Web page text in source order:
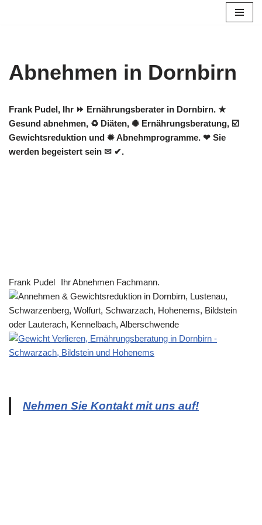
Abnehmen in Dornbirn
Frank Pudel, Ihr ⏩ Ernährungsberater in Dornbirn. ★
Gesund abnehmen, ♻ Diäten, ✺ Ernährungsberatung, ☑️
Gewichtsreduktion und ✹ Abnehmprogramme. ❤ Sie
werden begeistert sein ✉ ✔.
Frank Pudel Ihr Abnehmen Fachmann.
Nehmen Sie Kontakt mit uns auf!